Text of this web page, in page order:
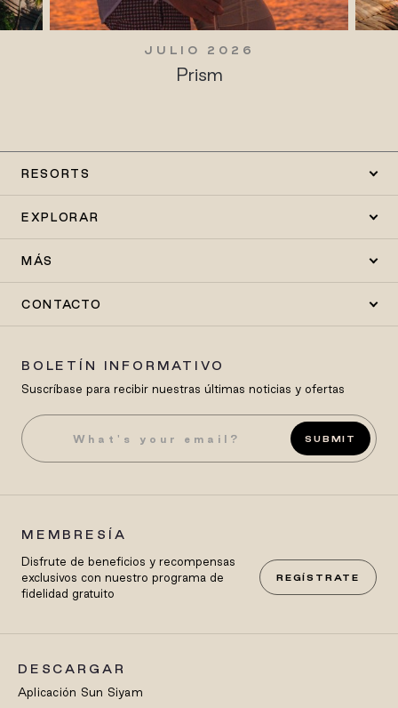
JULIO 2026
Prism
RESORTS
EXPLORAR
MÁS
CONTACTO
BOLETÍN INFORMATIVO
Suscríbase para recibir nuestras últimas noticias y ofertas
SUBMIT
MEMBRESÍA
Disfrute de beneficios y recompensas
exclusivos con nuestro programa de
fidelidad gratuito
REGÍSTRATE
DESCARGAR
Aplicación Sun Siyam